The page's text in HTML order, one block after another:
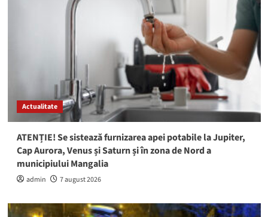
Actualitate
ATENȚIE! Se sistează furnizarea apei potabile la Jupiter,
Cap Aurora, Venus și Saturn și în zona de Nord a
municipiului Mangalia
admin 7 august 2026